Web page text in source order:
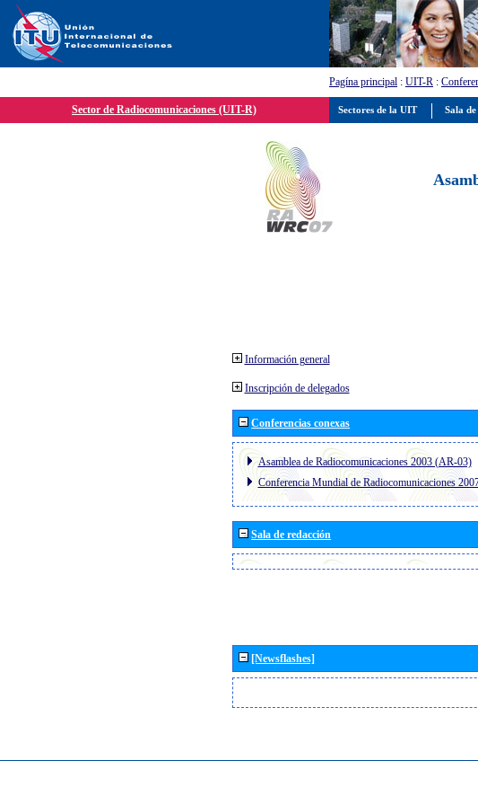
Pagína principal : UIT-R :
Sector de Radiocomunicaciones (UIT-R)
Información general
Inscripción de delegados
Conferencias conexas
Asamblea de Radiocomunicaciones 2003 (AR-03)
Conferencia Mundial de Radiocomunicaciones
Sala de redacción
[Newsflashes]
Sectores de la UIT Sala de